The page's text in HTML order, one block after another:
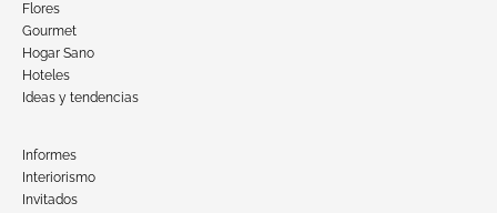
Flores
Gourmet
Hogar Sano
Hoteles
Ideas y tendencias
Informes
Interiorismo
Invitados